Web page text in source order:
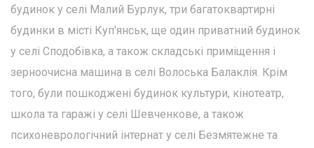
будинок у селі Малий Бурлук, три багатоквартирні
будинки в місті Куп'янськ, ще один приватний будинок
у селі Сподобівка, а також складські приміщення і
зерноочисна машина в селі Волоська Балаклія. Крім
того, були пошкоджені будинок культури, кінотеатр,
школа та гаражі у селі Шевченкове, а також
психоневрологічний інтернат у селі Безмятежне та